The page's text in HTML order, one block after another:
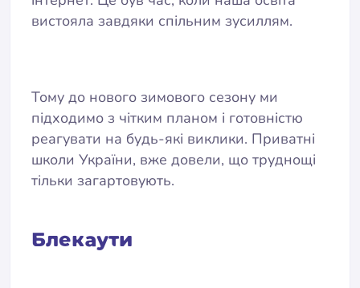
вистояла завдяки спільним зусиллям.
Тому до нового зимового сезону ми
підходимо з чітким планом і готовністю
реагувати на будь-які виклики. Приватні
школи України, вже довели, що труднощі
тільки загартовують.
Блекаути